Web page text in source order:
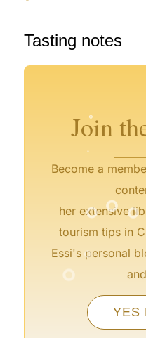
Tasting notes
Join
Become a
her extensive
tourism tips in
Essi's personal
YES
°°
°
°
°